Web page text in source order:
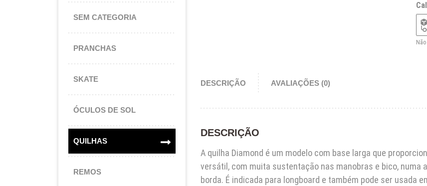
DESCRIÇÃO AVALIAÇÕES (0)
DESCRIÇÃO
A quilha Diamond é um modelo com base larga que
versátil, com muita sustentação nas manobras e bico,
borda. É indicada para longboard e também pode ser usada
SEM CATEGORIA
PRANCHAS
SKATE
ÓCULOS DE SOL
QUILHAS
REMOS